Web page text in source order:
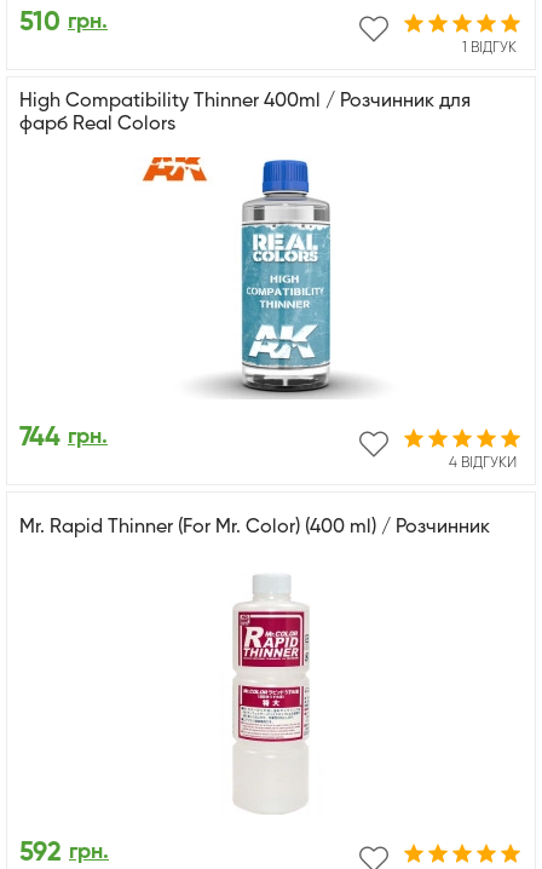
1 ВІДГУК
510 грн.
High Compatibility Thinner 400ml / Розчинник для
фарб Real Colors
4 ВІДГУКИ
744 грн.
Mr. Rapid Thinner (For Mr. Color) (400 ml) / Розчинник
592 грн.